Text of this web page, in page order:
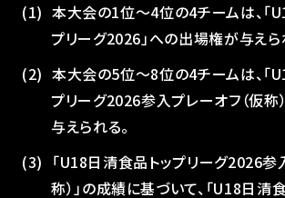
本大会の1位～4位の4チームは、「
プリーグ2026」への出場権が与えら
本大会の5位～8位の4チームは、「
プリーグ2026参入プレーオフ（仮称
与えられる。
「U18日清食品トップリーグ2026参
称）」の成績に基づいて、「U18日清